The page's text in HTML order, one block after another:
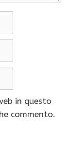
in questo
commento.